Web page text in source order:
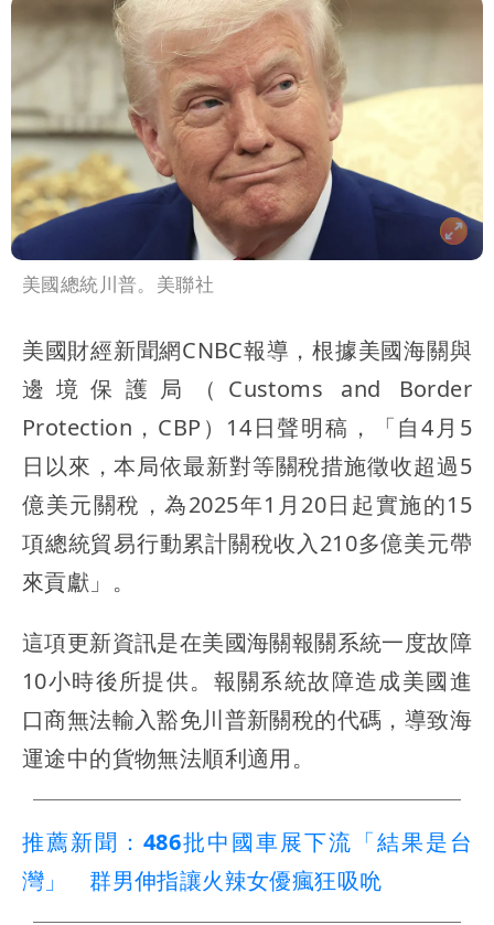
美國總統川普。美聯社
美國財經新聞網CNBC報導，根據美國海關與
邊境保護局（Customs and Border
Protection，CBP）14日聲明稿，「自4月5
日以來，本局依最新對等關稅措施徵收超過5
億美元關稅，為2025年1月20日起實施的15
項總統貿易行動累計關稅收入210多億美元帶
來貢獻」。
這項更新資訊是在美國海關報關系統一度故障
10小時後所提供。報關系統故障造成美國進
口商無法輸入豁免川普新關稅的代碼，導致海
運途中的貨物無法順利適用。
推薦新聞：486批中國車展下流「結果是台
灣」 群男伸指讓火辣女優瘋狂吸吮